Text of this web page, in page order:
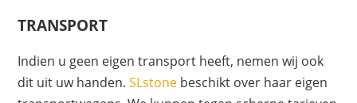
TRANSPORT
Indien u geen eigen transport heeft, nemen wij ook
dit uit uw handen.SLstone beschikt over haar eigen